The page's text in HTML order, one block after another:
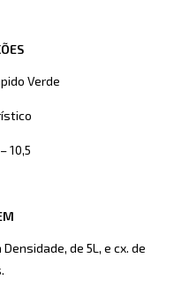
Verde
10,5
de 5L, e cx. de